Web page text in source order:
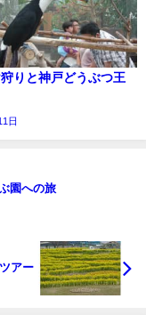
りと神戸どうぶつ王
日
園への旅
アー